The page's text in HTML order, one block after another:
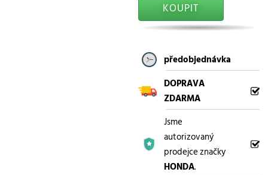
KOUPIT
předobjednávka
DOPRAVA
ZDARMA
Jsme
autorizovaný
prodejce značky
HONDA.